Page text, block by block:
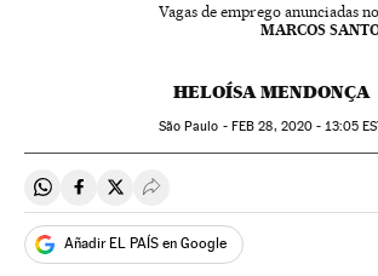
Vagas de emprego anunciadas
MARCOS
HELOÍSA MENDONÇA
São Paulo - FEB 28, 2020 - 13:05
Compartir en Whatsapp
Compartir en Facebook
Compartir en Twitter
Desplegar Redes Sociales
Añadir EL PAÍS en Google